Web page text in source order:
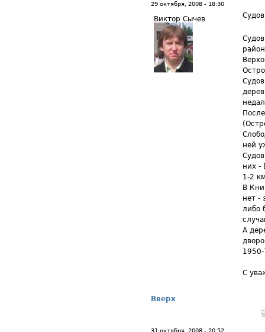
29 октября, 2008 - 18:30
Виктор Сычев
ней
них -
1-2
В
нет -
либо
А
1950-
С
Вверх
31 октября, 2008 - 20:52